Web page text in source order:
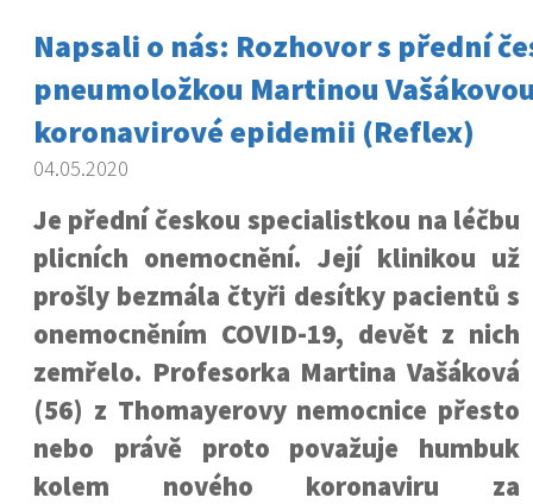
Napsali o nás: Rozhovor s přední
pneumoložkou Martinou
koronavirové epidemii (Reflex)
04.05.2020
Je přední českou specialistkou na léčbu
plicních onemocnění. Její klinikou už
prošly bezmála čtyři desítky pacientů s
onemocněním COVID-19, devět z nich
zemřelo. Profesorka Martina Vašáková
(56) z Thomayerovy nemocnice přesto
nebo právě proto považuje humbuk
kolem nového koronaviru za